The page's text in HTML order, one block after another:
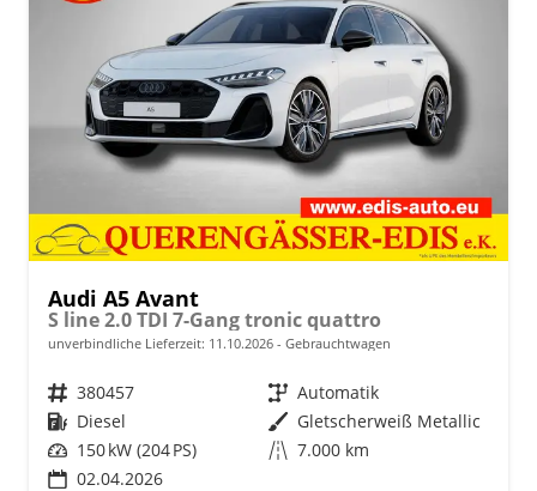
Audi A5 Avant
S line 2.0 TDI 7-Gang tronic quattro
unverbindliche Lieferzeit: 11.10.2026 Gebrauchtwagen
Fahrzeugnr. 380457 Getriebe Automatik
Kraftstoff Diesel Außenfarbe Gletscherweiß Metallic
Leistung 150 kW (204 PS) Kilometerstand 7.000 km
02.04.2026